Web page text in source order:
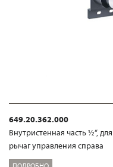
649.20.362.000
Внутристенная часть ½“,
рычаг управления справа